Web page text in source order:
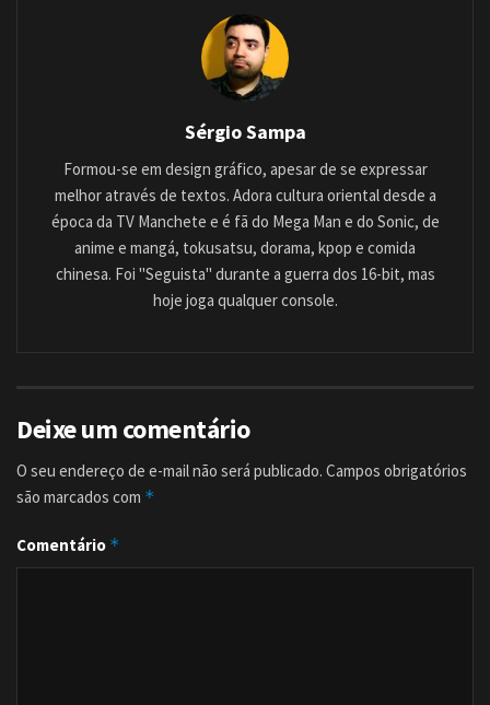
Sérgio Sampa
Formou-se em design gráfico, apesar de se expressar
melhor através de textos. Adora cultura oriental desde a
época da TV Manchete e é fã do Mega Man e do Sonic, de
anime e mangá, tokusatsu, dorama, kpop e comida
chinesa. Foi "Seguista" durante a guerra dos 16-bit, mas
hoje joga qualquer console.
Deixe um comentário
O seu endereço de e-mail não será publicado. Campos obrigatórios
são marcados com *
Comentário *